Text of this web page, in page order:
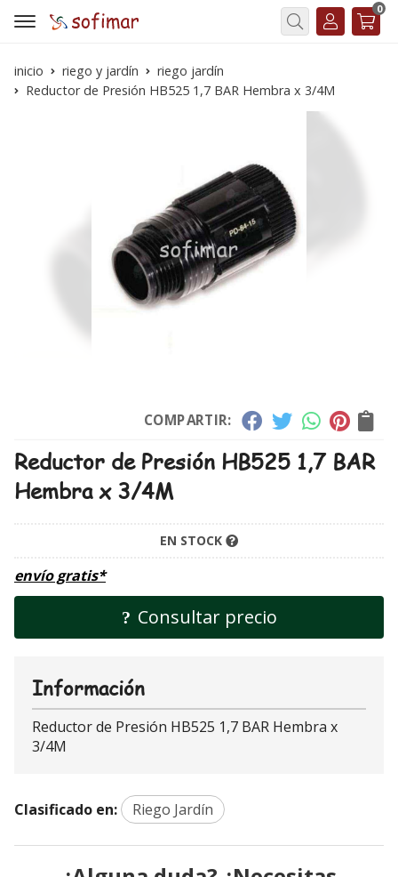
Buscar
0
inicio riego y jardín
riego jardín
Reductor de Presión HB525 1,7 BAR Hembra x 3/4M
COMPARTIR:
Reductor de Presión HB525 1,7 BAR
Hembra x 3/4M
EN STOCK
envío gratis*
Consultar precio
Información
Reductor de Presión HB525 1,7 BAR Hembra x
3/4M
Clasificado en: Riego Jardín